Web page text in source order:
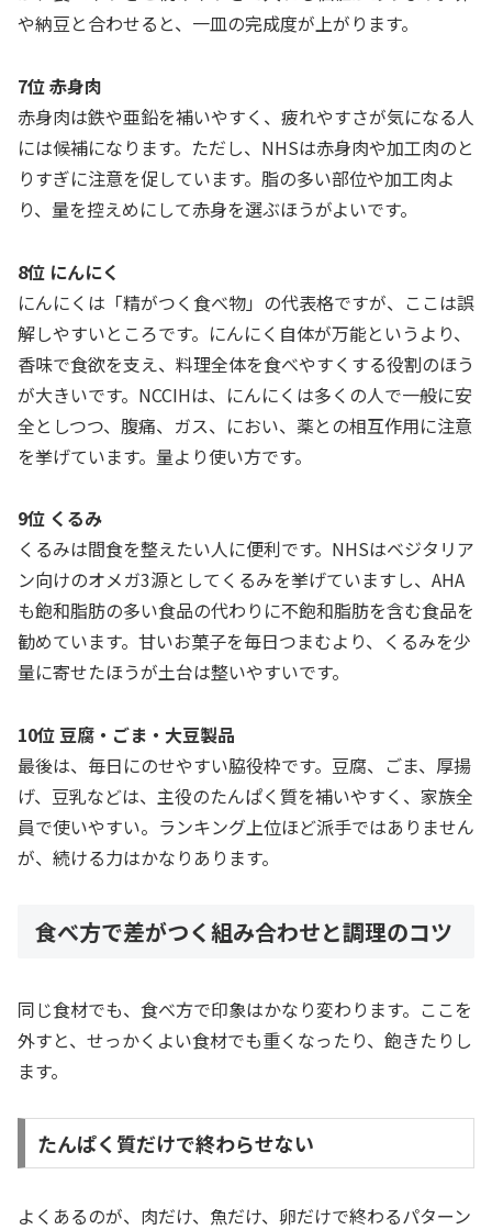
や納豆と合わせると、一皿の完成度が上がります。
7位 赤身肉
赤身肉は鉄や亜鉛を補いやすく、疲れやすさが気になる人
には候補になります。ただし、NHSは赤身肉や加工肉のと
りすぎに注意を促しています。脂の多い部位や加工肉よ
り、量を控えめにして赤身を選ぶほうがよいです。
8位 にんにく
にんにくは「精がつく食べ物」の代表格ですが、ここは誤
解しやすいところです。にんにく自体が万能というより、
香味で食欲を支え、料理全体を食べやすくする役割のほう
が大きいです。NCCIHは、にんにくは多くの人で一般に安
全としつつ、腹痛、ガス、におい、薬との相互作用に注意
を挙げています。量より使い方です。
9位 くるみ
くるみは間食を整えたい人に便利です。NHSはベジタリア
ン向けのオメガ3源としてくるみを挙げていますし、AHA
も飽和脂肪の多い食品の代わりに不飽和脂肪を含む食品を
勧めています。甘いお菓子を毎日つまむより、くるみを少
量に寄せたほうが土台は整いやすいです。
10位 豆腐・ごま・大豆製品
最後は、毎日にのせやすい脇役枠です。豆腐、ごま、厚揚
げ、豆乳などは、主役のたんぱく質を補いやすく、家族全
員で使いやすい。ランキング上位ほど派手ではありません
が、続ける力はかなりあります。
食べ方で差がつく組み合わせと調理のコツ
同じ食材でも、食べ方で印象はかなり変わります。ここを
外すと、せっかくよい食材でも重くなったり、飽きたりし
ます。
たんぱく質だけで終わらせない
よくあるのが、肉だけ、魚だけ、卵だけで終わるパターン